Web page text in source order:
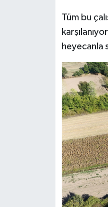
Tüm bu
heyecanla